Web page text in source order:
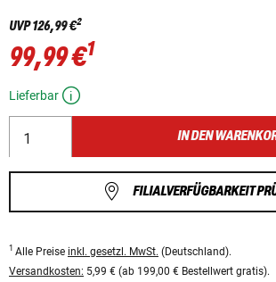
UVP126,99 €2
99,99 €1
Lieferbar
IN DEN
FILIALVERFÜGBARKEIT
1 Alle Preise inkl. gesetzl. MwSt. (Deutschland).
Versandkosten: 5,99 € (ab 199,00 € Bestellwert gratis).